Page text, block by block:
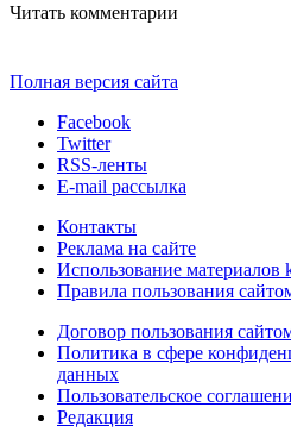
Читать комментарии
Полная версия сайта
Facebook
Twitter
RSS-ленты
E-mail рассылка
Контакты
Реклама на сайте
Использование материалов
Правила пользования
Договор пользования
Политика в сфере
данных
Пользовательское
Редакция